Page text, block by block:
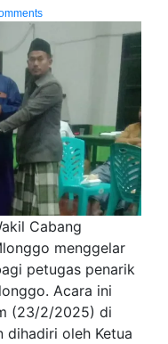
Cabang
menggelar
petugas penarik
Acara ini
(23/2/2025) di
dihadiri oleh Ketua